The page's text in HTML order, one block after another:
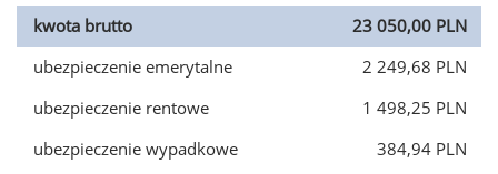
kwota brutto
23 050,00 PLN
ubezpieczenie emerytalne
2 249,68 PLN
ubezpieczenie rentowe
1 498,25 PLN
ubezpieczenie wypadkowe
384,94 PLN